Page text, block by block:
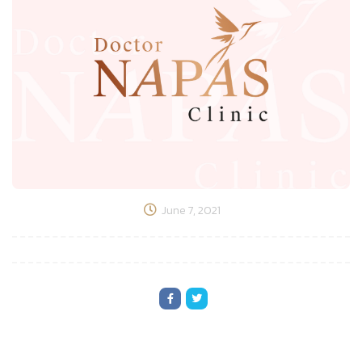
June 7, 2021